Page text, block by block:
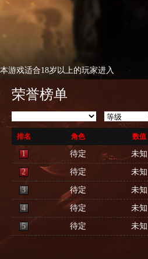
本游戏适合18岁以上的玩家进入
荣誉榜单
排名 角色 数值
1 待定 未知
2 待定 未知
3 待定 未知
4 待定 未知
5 待定 未知